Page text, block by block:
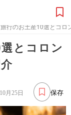
行のお土産10選とコ
とコロン
保存
月25日